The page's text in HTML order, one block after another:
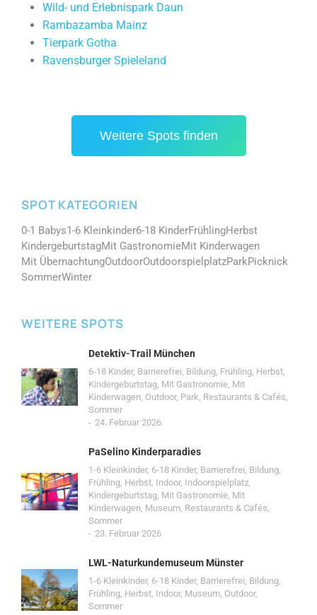
Wild- und Erlebnispark Daun
Rambazamba Mainz
Tierpark Gotha
Ravensburger Spieleland
Weitere Spots finden
SPOT KATEGORIEN
0-1 Babys1-6 Kleinkinder6-18 KinderFrühlingHerbst
KindergeburtstagMit GastronomieMit Kinderwagen
Mit ÜbernachtungOutdoorOutdoorspielplatzParkPicknick
SommerWinter
WEITERE SPOTS
Detektiv-Trail München
6-18 Kinder, Barrierefrei, Bildung, Frühling, Herbst,
Kindergeburtstag, Mit Gastronomie, Mit
Kinderwagen, Outdoor, Park, Restaurants & Cafés,
Sommer
24. Februar 2026
PaSelino Kinderparadies
1-6 Kleinkinder, 6-18 Kinder, Barrierefrei, Bildung,
Frühling, Herbst, Indoor, Indoorspielplatz,
Kindergeburtstag, Mit Gastronomie, Mit
Kinderwagen, Museum, Restaurants & Cafés,
Sommer
23. Februar 2026
LWL-Naturkundemuseum Münster
1-6 Kleinkinder, 6-18 Kinder, Barrierefrei, Bildung,
Frühling, Herbst, Indoor, Museum, Outdoor,
Sommer